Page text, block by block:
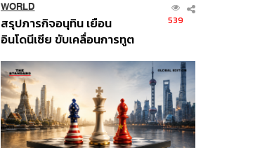
WORLD
สรุปภารกิจอนุทิน เยือน
อินโดนีเซีย ขับเคลื่อนการทูต
ส่วนยุทธศาสตร์ไทย –
อินโดนีเซีย
539